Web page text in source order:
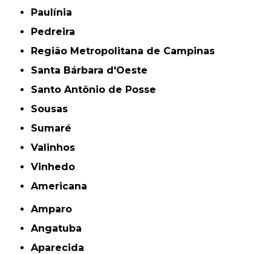
Paulínia
Pedreira
Região Metropolitana de Campinas
Santa Bárbara d'Oeste
Santo Antônio de Posse
Sousas
Sumaré
Valinhos
Vinhedo
americana
Amparo
Angatuba
Aparecida